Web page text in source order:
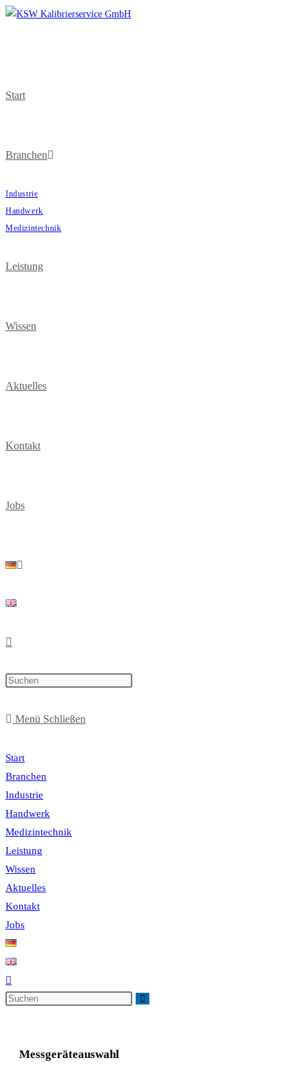
Start
Branchen
Industrie
Handwerk
Medizintechnik
Leistung
Wissen
Aktuelles
Kontakt
Jobs
Menü Schließen
Start
Branchen
Industrie
Handwerk
Medizintechnik
Leistung
Wissen
Aktuelles
Kontakt
Jobs
Messgeräteauswahl